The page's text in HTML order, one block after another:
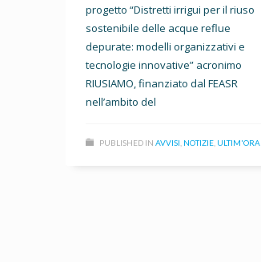
progetto “Distretti irrigui per il riuso
sostenibile delle acque reflue
depurate: modelli organizzativi e
tecnologie innovative” acronimo
RIUSIAMO, finanziato dal FEASR
nell’ambito del
PUBLISHED IN AVVISI, NOTIZIE, ULTIM'ORA